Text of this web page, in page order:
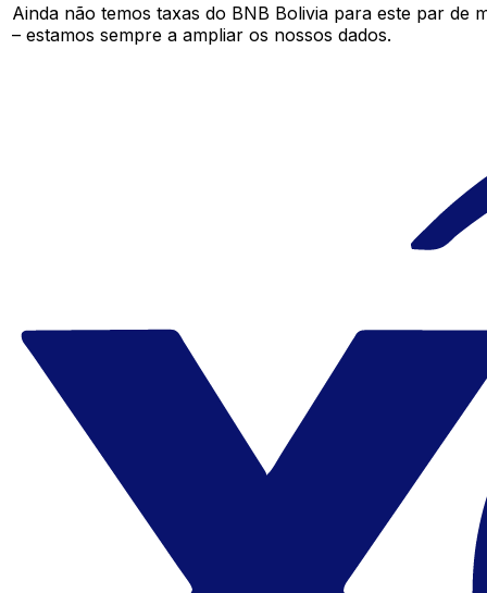
Ainda não temos taxas do BNB Bolivia para este par
– estamos sempre a ampliar os nossos dados.